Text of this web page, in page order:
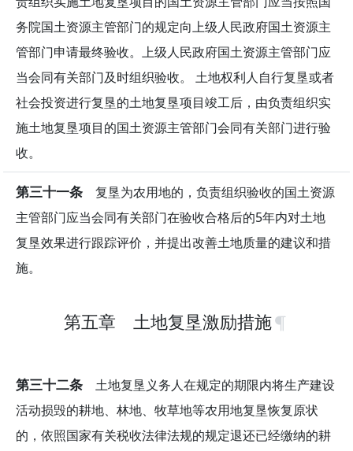
务院国土资源主管部门的规定向上级人民政府国土资源主
管部门申请最终验收。上级人民政府国土资源主管部门应
当会同有关部门及时组织验收。 土地权利人自行复垦或者
社会投资进行复垦的土地复垦项目竣工后，由负责组织实
施土地复垦项目的国土资源主管部门会同有关部门进行验
收。
第三十一条 复垦为农用地的，负责组织验收的国土资源
主管部门应当会同有关部门在验收合格后的5年内对土地
复垦效果进行跟踪评价，并提出改善土地质量的建议和措
施。
第五章 土地复垦激励措施
第三十二条 土地复垦义务人在规定的期限内将生产建设
活动损毁的耕地、林地、牧草地等农用地复垦恢复原状
的，依照国家有关税收法律法规的规定退还已经缴纳的耕